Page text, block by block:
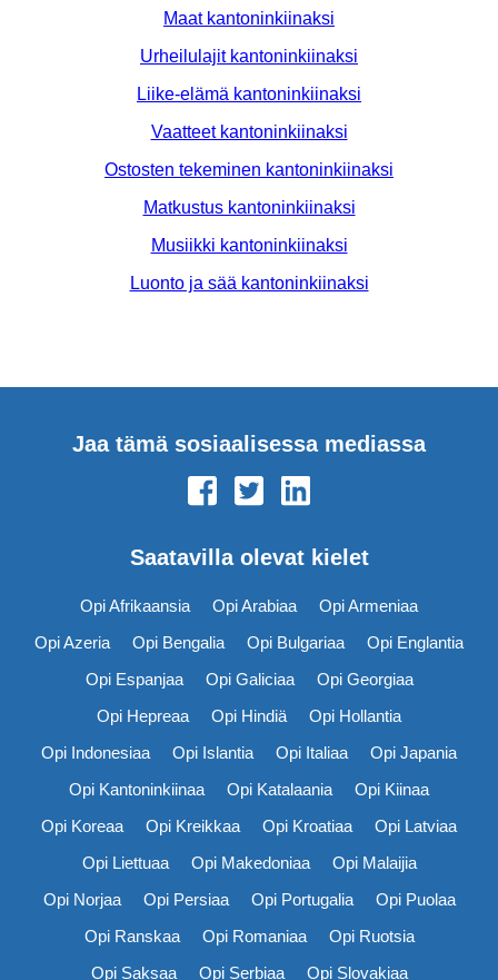
Maat kantoninkiinaksi
Urheilulajit kantoninkiinaksi
Liike-elämä kantoninkiinaksi
Vaatteet kantoninkiinaksi
Ostosten tekeminen kantoninkiinaksi
Matkustus kantoninkiinaksi
Musiikki kantoninkiinaksi
Luonto ja sää kantoninkiinaksi
Jaa tämä sosiaalisessa mediassa
Saatavilla olevat kielet
Opi Afrikaansia Opi Arabiaa
Opi Armeniaa
Opi Azeria
Opi Bengalia Opi Bulgariaa
Opi Englantia
Opi Espanjaa
Opi Galiciaa
Opi Georgiaa
Opi Hepreaa
Opi Hindiä
Opi Hollantia
Opi Indonesiaa
Opi Islantia Opi Italiaa
Opi Japania
Opi Kantoninkiinaa
Opi Katalaania
Opi Kiinaa
Opi Koreaa
Opi Kreikkaa Opi Kroatiaa
Opi Latviaa
Opi Liettuaa
Opi Makedoniaa
Opi Malaijia
Opi Norjaa
Opi Persiaa Opi Portugalia
Opi Puolaa
Opi Ranskaa
Opi Romaniaa
Opi Ruotsia
Opi Saksaa
Opi Serbiaa
Opi Slovakiaa